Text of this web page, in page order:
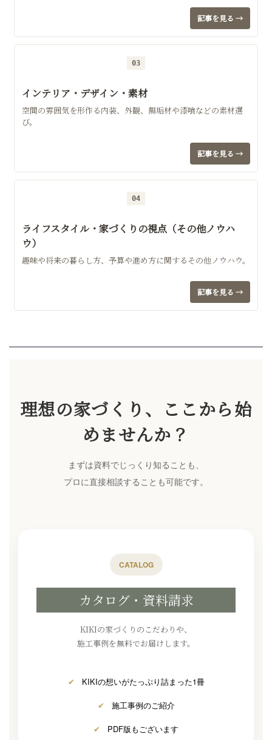
記事を見る →
03
インテリア・デザイン・素材
空間の雰囲気を形作る内装、外観、無垢材や漆喰などの素材選
び。
記事を見る →
04
ライフスタイル・家づくりの視点（その他ノウハ
ウ）
趣味や将来の暮らし方、予算や進め方に関するその他ノウハウ。
記事を見る →
理想の家づくり、ここから始
めませんか？
まずは資料でじっくり知ることも、
プロに直接相談することも可能です。
CATALOG
カタログ・資料請求
KIKIの家づくりのこだわりや、
施工事例を無料でお届けします。
✔ KIKIの想いがたっぷり詰まった1冊
✔ 施工事例のご紹介
✔ PDF版もございます